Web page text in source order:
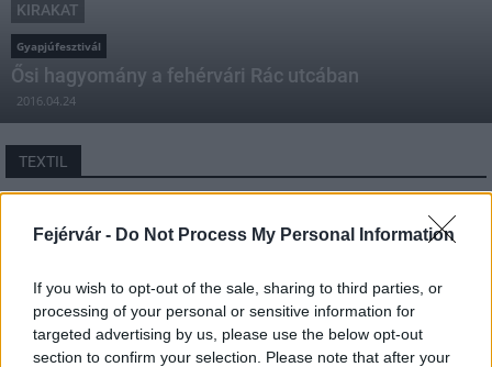
Fejérvár - Do Not Process My Personal Information
If you wish to opt-out of the sale, sharing to third parties, or
processing of your personal or sensitive information for
targeted advertising by us, please use the below opt-out
section to confirm your selection. Please note that after your
KIRAKAT
Gyapjúfesztivál
Ősi hagyomány a fehérvári Rác utcában
2016.04.24
TEXTIL
Név